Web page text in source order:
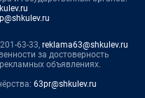
63-33, reklama63@shkulev.ru
за достоверность
объявлениях.
63pr@shkulev.ru